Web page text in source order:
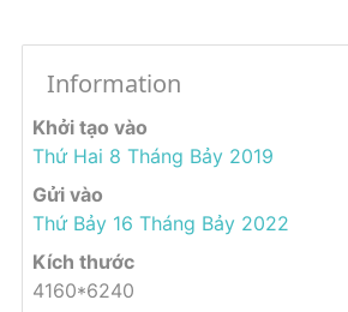
Information
Khởi tạo vào
Thứ Hai 8 Tháng Bảy 2019
Gửi vào
Thứ Bảy 16 Tháng Bảy 2022
Kích thước
4160*6240